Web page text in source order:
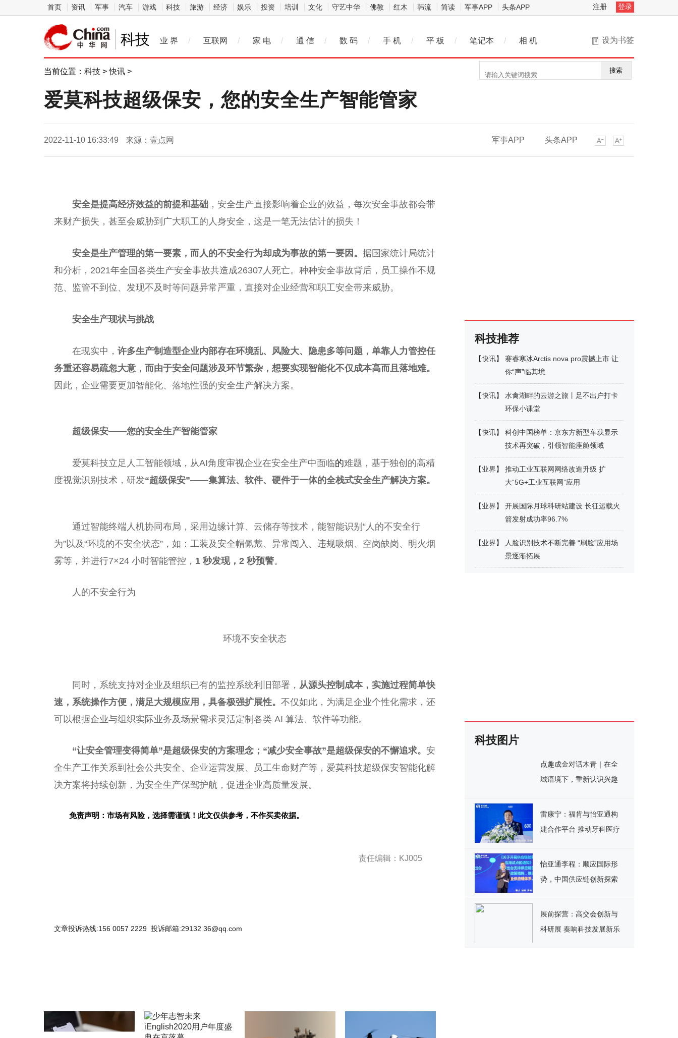
首页 资讯 军事 汽车 游戏 科技 旅游 经济 娱乐 投资 培训 文化 守艺中华 佛教 红木 韩流 简读 军事APP 头条APP 注册 登录
科技 设为书签
业 界 / 互联网 / 家 电 / 通 信 / 数 码 / 手 机 / 平 板 / 笔记本 / 相 机
当前位置： 科技 >快讯 > 搜索
爱莫科技超级保安，您的安全生产智能管家
2022-11-10 16:33:49 来源：壹点网 军事APP 头条APP
安全是提高经济效益的前提和基础 ，安全生产直接影响着企业的效益，每次安全事故都会带
来财产损失，甚至会威胁到广大职工的人身安全，这是一笔无法估计的损失！
安全是生产管理的第一要素，而人的不安全行为却成为事故的第一要因。 据国家统计局统计
和分析，2021年全国各类生产安全事故共造成26307人死亡。种种安全事故背后，员工操作不规
范、监管不到位、发现不及时等问题异常严重，直接对企业经营和职工安全带来威胁。
安全生产现状与挑战
在现实中， 许多生产制造型企业内部存在环境乱、风险大、隐患多等问题，单靠人力管控任
务重还容易疏忽大意，而由于安全问题涉及环节繁杂，想要实现智能化不仅成本高而且落地难。
因此，企业需要更加智能化、落地性强的安全生产解决方案。
超级保安——您的安全生产智能管家
爱莫科技立足人工智能领域，从AI角度审视企业在安全生产中面临的难题，基于独创的高精
度视觉识别技术，研发“超级保安”——集算法、软件、硬件于一体的全栈式安全生产解决方案。
通过智能终端人机协同布局，采用边缘计算、云储存等技术，能智能识别“人的不安全行
为”以及“环境的不安全状态”，如：工装及安全帽佩戴、异常闯入、违规吸烟、空岗缺岗、明火烟
雾等，并进行7×24 小时智能管控， 1 秒发现，2 秒预警。
人的不安全行为
环境不安全状态
同时，系统支持对企业及组织已有的监控系统利旧部署， 从源头控制成本，实施过程简单快
速，系统操作方便，满足大规模应用，具备极强扩展性。 不仅如此，为满足企业个性化需求，还
可以根据企业与组织实际业务及场景需求灵活定制各类 AI 算法、软件等功能。
“让安全管理变得简单”是超级保安的方案理念；“减少安全事故”是超级保安的不懈追求。 安
全生产工作关系到社会公共安全、企业运营发展、员工生命财产等，爱莫科技超级保安智能化解
决方案将持续创新，为安全生产保驾护航，促进企业高质量发展。
免责声明：市场有风险，选择需谨慎！此文仅供参考，不作买卖依据。
责任编辑：KJ005
文章投诉热线:156 0057 2229 投诉邮箱:29132 36@qq.com
科技推荐
【快讯】
赛睿寒冰Arctis nova pro震撼上市 让
你“声”临其境
【快讯】
水禽湖畔的云游之旅丨足不出户打卡
环保小课堂
【快讯】
科创中国榜单：京东方新型车载显示
技术再突破，引领智能座舱领域
【业界】
推动工业互联网网络改造升级 扩
大“5G+工业互联网”应用
【业界】
开展国际月球科研站建设 长征运载火
箭发射成功率96.7%
【业界】
人脸识别技术不断完善 “刷脸”应用场
景逐渐拓展
科技图片
点趣成金对话木青｜在全
域语境下，重新认识兴趣
雷康宁：福肯与怡亚通构
建合作平台 推动牙科医疗
怡亚通李程：顺应国际形
势，中国供应链创新探索
展前探营：高交会创新与
科研展 奏响科技发展新乐